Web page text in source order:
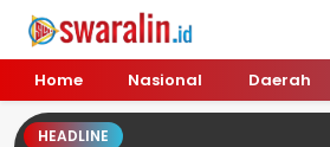
Swara Lin
Independent, Tajam & Profesional
Home Nasional Daerah
HEADLINE